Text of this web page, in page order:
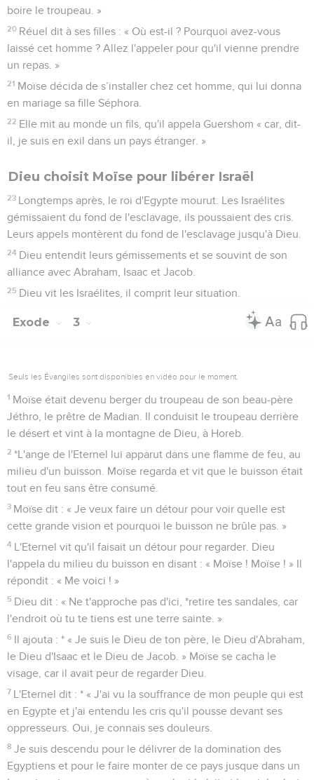
boire le troupeau. »
20 Réuel dit à ses filles : « Où est-il ? Pourquoi avez-vous
laissé cet homme ? Allez l'appeler pour qu'il vienne prendre
un repas. »
21 Moïse décida de s’installer chez cet homme, qui lui donna
en mariage sa fille Séphora.
22 Elle mit au monde un fils, qu'il appela Guershom « car, dit-
il, je suis en exil dans un pays étranger. »
Dieu choisit Moïse pour libérer Israël
23 Longtemps après, le roi d'Egypte mourut. Les Israélites
gémissaient du fond de l'esclavage, ils poussaient des cris.
Leurs appels montèrent du fond de l'esclavage jusqu'à Dieu.
24 Dieu entendit leurs gémissements et se souvint de son
alliance avec Abraham, Isaac et Jacob.
25 Dieu vit les Israélites, il comprit leur situation.
Exode 3
Seuls les Évangiles sont disponibles en vidéo pour le moment.
1 Moïse était devenu berger du troupeau de son beau-père
Jéthro, le prêtre de Madian. Il conduisit le troupeau derrière
le désert et vint à la montagne de Dieu, à Horeb.
2 *L'ange de l'Eternel lui apparut dans une flamme de feu, au
milieu d'un buisson. Moïse regarda et vit que le buisson était
tout en feu sans être consumé.
3 Moïse dit : « Je veux faire un détour pour voir quelle est
cette grande vision et pourquoi le buisson ne brûle pas. »
4 L'Eternel vit qu'il faisait un détour pour regarder. Dieu
l'appela du milieu du buisson en disant : « Moïse ! Moïse ! » Il
répondit : « Me voici ! »
5 Dieu dit : « Ne t'approche pas d'ici, *retire tes sandales, car
l'endroit où tu te tiens est une terre sainte. »
6 Il ajouta : * « Je suis le Dieu de ton père, le Dieu d'Abraham,
le Dieu d'Isaac et le Dieu de Jacob. » Moïse se cacha le
visage, car il avait peur de regarder Dieu.
7 L'Eternel dit : * « J'ai vu la souffrance de mon peuple qui est
en Egypte et j'ai entendu les cris qu'il pousse devant ses
oppresseurs. Oui, je connais ses douleurs.
8 Je suis descendu pour le délivrer de la domination des
Egyptiens et pour le faire monter de ce pays jusque dans un